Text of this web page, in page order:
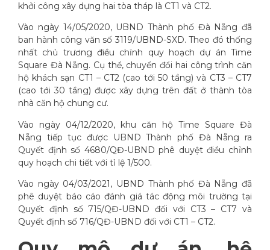
khởi công xây dựng hai tòa tháp là CT1 và CT2.
Vào ngày 14/05/2020, UBND Thành phố Đà Nẵng đã
ban hành công văn số 3119/UBND-SXD. Theo đó thống
nhất chủ trương điều chỉnh quy hoạch dự án Time
Square Đà Nẵng. Cụ thể, chuyển đổi hai công trình căn
hộ khách sạn CT1 – CT2 (cao tới 50 tầng) và CT3 – CT7
(cao tới 30 tầng) được xây dựng trên đất ở thành tòa
nhà căn hộ chung cư.
Vào ngày 04/12/2020, khu căn hộ Time Square Đà
Nẵng tiếp tục được UBND Thành phố Đà Nẵng ra
Quyết định số 4680/QĐ-UBND phê duyệt điều chỉnh
quy hoạch chi tiết với tỉ lệ 1/500.
Vào ngày 04/03/2021, UBND Thành phố Đà Nẵng đã
phê duyệt báo cáo đánh giá tác động môi trường tại
Quyết định số 715/QĐ-UBND đối với CT3 – CT7 và
Quyết định số 716/QĐ-UBND đối với CT1 – CT2.